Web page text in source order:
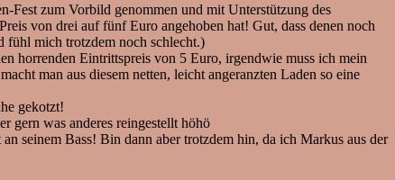
zum Vorbild genommen und mit Unterstützung des
von drei auf fünf Euro angehoben hat! Gut, dass denen noch
fühl mich trotzdem noch schlecht.)
horrenden Eintrittspreis von 5 Euro, irgendwie muss ich mein
man aus diesem netten, leicht angeranzten Laden so eine
gekotzt!
gern was anderes reingestellt höhö
seinem Bass! Bin dann aber trotzdem hin, da ich Markus aus der